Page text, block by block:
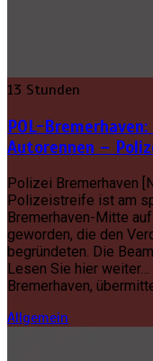
13 Stunden
POL-
Autorennen –
Polizei Bremerhaven
Polizeistreife ist am
Bremerhaven-Mitte
geworden, die den
begründeten. Die
Lesen Sie hier
Bremerhaven,
Allgemein